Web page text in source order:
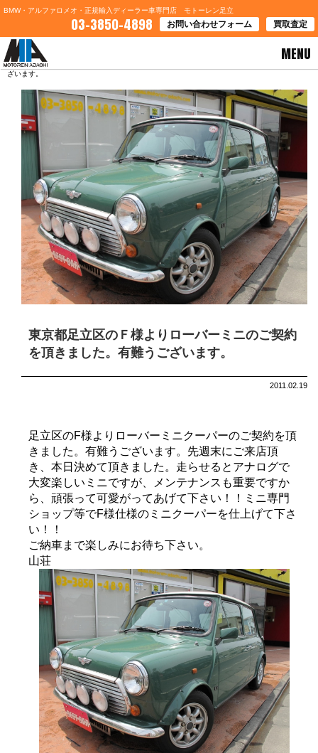
BMW・アルファロメオ・正規輸入ディーラー車専門店 モトーレン足立
03-3850-4898 お問い合わせフォーム 買取査定
MENU
HOME>ブログ一覧
ざいます。
東京都足立区のＦ様よりローバーミニのご契約
を頂きました。有難うございます。
2011.02.19
足立区のF様よりローバーミニクーパーのご契約を頂
きました。有難うございます。先週末にご来店頂
き、本日決めて頂きました。走らせるとアナログで
大変楽しいミニですが、メンテナンスも重要ですか
ら、頑張って可愛がってあげて下さい！！ミニ専門
ショップ等でF様仕様のミニクーパーを仕上げて下さ
い！！
ご納車まで楽しみにお待ち下さい。
山荘